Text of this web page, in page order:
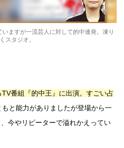
ますが一流芸人に対して的中連発。凍り
スタジオ。
番組『的中王』に出演。すごい占
もと能力がありましたが登場から一
今やリピーターで溢れかえってい